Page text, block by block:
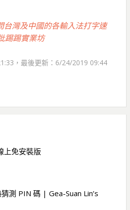
台灣及中國的各輸入法打字速
踢踢實業坊
，最後更新：6/24/2019 09:44
上免安裝版
測 PIN 碼 | Gea-Suan Lin’s